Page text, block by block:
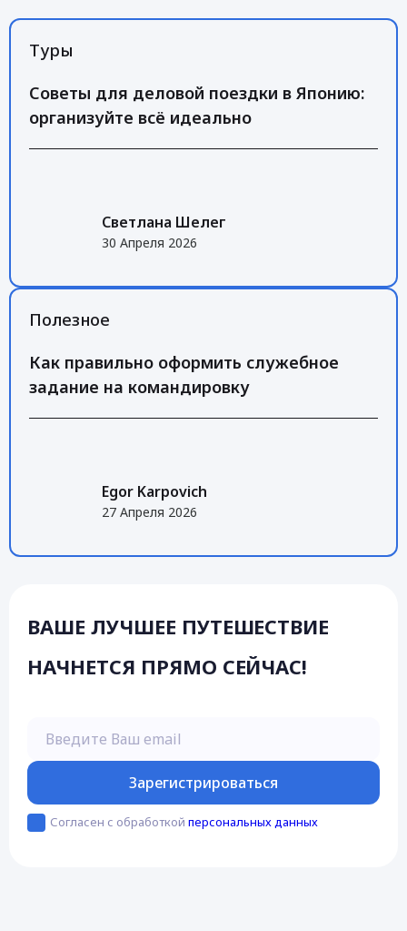
Туры
Советы для деловой поездки в Японию:
организуйте всё идеально
Светлана Шелег
30 Апреля 2026
Полезное
Как правильно оформить служебное
задание на командировку
Egor Karpovich
27 Апреля 2026
ВАШЕ ЛУЧШЕЕ ПУТЕШЕСТВИЕ
НАЧНЕТСЯ ПРЯМО СЕЙЧАС!
Зарегистрироваться
Согласен с обработкой персональных данных